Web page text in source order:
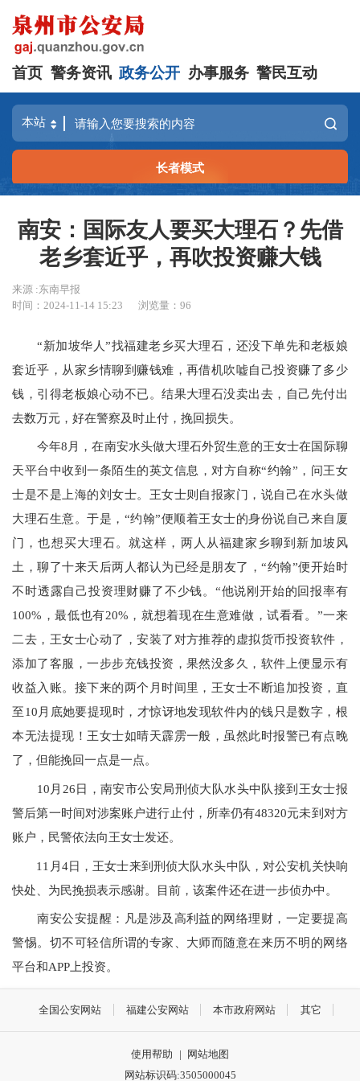
首页 警务资讯 政务公开 办事服务 警民互动
长者模式
南安：国际友人要买大理石？先借
老乡套近乎，再吹投资赚大钱
来源 :东南早报
时间：2024-11-14 15:23
浏览量：96
“新加坡华人”找福建老乡买大理石，还没下单先和老板娘
套近乎，从家乡情聊到赚钱难，再借机吹嘘自己投资赚了多少
钱，引得老板娘心动不已。结果大理石没卖出去，自己先付出
去数万元，好在警察及时止付，挽回损失。
今年8月，在南安水头做大理石外贸生意的王女士在国际聊
天平台中收到一条陌生的英文信息，对方自称“约翰”，问王女
士是不是上海的刘女士。王女士则自报家门，说自己在水头做
大理石生意。于是，“约翰”便顺着王女士的身份说自己来自厦
门，也想买大理石。就这样，两人从福建家乡聊到新加坡风
土，聊了十来天后两人都认为已经是朋友了，“约翰”便开始时
不时透露自己投资理财赚了不少钱。“他说刚开始的回报率有
100%，最低也有20%，就想着现在生意难做，试看看。”一来
二去，王女士心动了，安装了对方推荐的虚拟货币投资软件，
添加了客服，一步步充钱投资，果然没多久，软件上便显示有
收益入账。接下来的两个月时间里，王女士不断追加投资，直
至10月底她要提现时，才惊讶地发现软件内的钱只是数字，根
本无法提现！王女士如晴天霹雳一般，虽然此时报警已有点晚
了，但能挽回一点是一点。
10月26日，南安市公安局刑侦大队水头中队接到王女士报
警后第一时间对涉案账户进行止付，所幸仍有48320元未到对方
账户，民警依法向王女士发还。
11月4日，王女士来到刑侦大队水头中队，对公安机关快响
快处、为民挽损表示感谢。目前，该案件还在进一步侦办中。
南安公安提醒：凡是涉及高利益的网络理财，一定要提高
警惕。切不可轻信所谓的专家、大师而随意在来历不明的网络
平台和APP上投资。
全国公安网站 福建公安网站 本市政府网站 其它
使用帮助 |
网站地图
网站标识码:3505000045